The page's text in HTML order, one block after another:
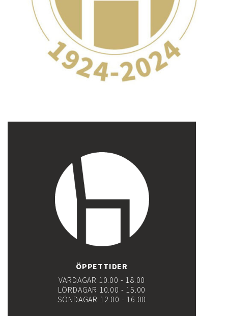
ÖPPETTIDER
VARDAGAR 10.00 - 18.00
LÖRDAGAR 10.00 - 15.00
SÖNDAGAR 12.00 - 16.00